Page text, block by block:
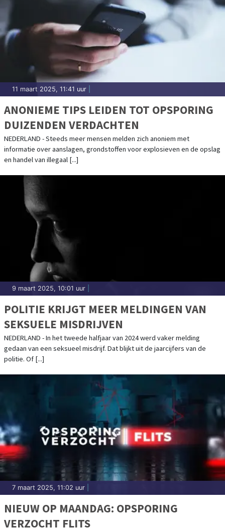
11 maart 2025, 11:41 uur
ANONIEME TIPS LEIDEN TOT OPSPORING
DUIZENDEN VERDACHTEN
NEDERLAND - Steeds meer mensen melden zich anoniem met
informatie over aanslagen, grondstoffen voor explosieven en de opslag
en handel van illegaal [...]
9 maart 2025, 10:01 uur
POLITIE KRIJGT MEER MELDINGEN VAN
SEKSUELE MISDRIJVEN
NEDERLAND - In het tweede halfjaar van 2024 werd vaker melding
gedaan van een seksueel misdrijf. Dat blijkt uit de jaarcijfers van de
politie. Of [...]
7 maart 2025, 11:02 uur
NIEUW OP MAANDAG: OPSPORING
VERZOCHT FLITS